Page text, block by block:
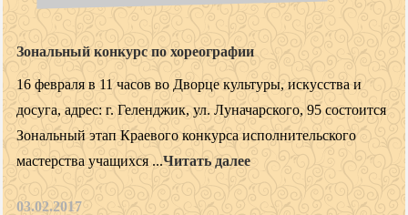
Зональный конкурс по хореографии
16 февраля в 11 часов во Дворце культуры, искусства и
досуга, адрес: г. Геленджик, ул. Луначарского, 95 состоится
Зональный этап Краевого конкурса исполнительского
мастерства учащихся ...Читать далее
03.02.2017